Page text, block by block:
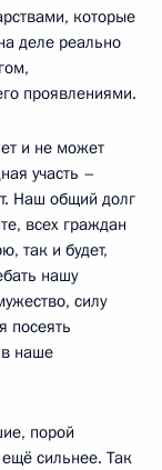
которые
деле реально
проявлениями.
и не может
участь –
Наш общий долг
всех граждан
так и будет,
нашу
силу
посеять
наше
порой
сильнее. Так